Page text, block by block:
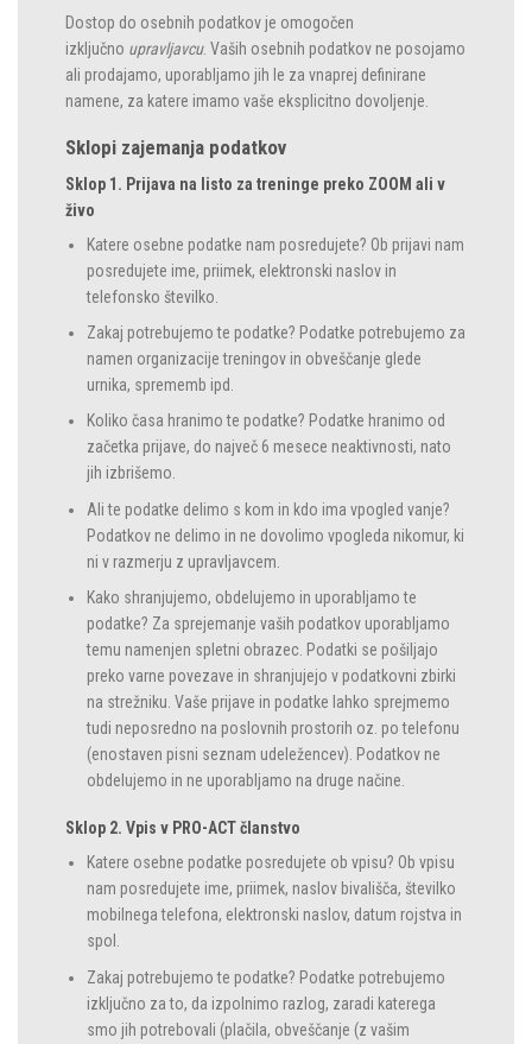
Dostop do osebnih podatkov je omogočen
izključno upravljavcu. Vaših osebnih podatkov ne posojamo
ali prodajamo, uporabljamo jih le za vnaprej definirane
namene, za katere imamo vaše eksplicitno dovoljenje.
Sklopi zajemanja podatkov
Sklop 1. Prijava na listo za treninge preko ZOOM ali v
živo
Katere osebne podatke nam posredujete? Ob prijavi nam
posredujete ime, priimek, elektronski naslov in
telefonsko številko.
Zakaj potrebujemo te podatke? Podatke potrebujemo za
namen organizacije treningov in obveščanje glede
urnika, sprememb ipd.
Koliko časa hranimo te podatke? Podatke hranimo od
začetka prijave, do največ 6 mesece neaktivnosti, nato
jih izbrišemo.
Ali te podatke delimo s kom in kdo ima vpogled vanje?
Podatkov ne delimo in ne dovolimo vpogleda nikomur, ki
ni v razmerju z upravljavcem.
Kako shranjujemo, obdelujemo in uporabljamo te
podatke? Za sprejemanje vaših podatkov uporabljamo
temu namenjen spletni obrazec. Podatki se pošiljajo
preko varne povezave in shranjujejo v podatkovni zbirki
na strežniku. Vaše prijave in podatke lahko sprejmemo
tudi neposredno na poslovnih prostorih oz. po telefonu
(enostaven pisni seznam udeležencev). Podatkov ne
obdelujemo in ne uporabljamo na druge načine.
Sklop 2. Vpis v PRO-ACT članstvo
Katere osebne podatke posredujete ob vpisu? Ob vpisu
nam posredujete ime, priimek, naslov bivališča, številko
mobilnega telefona, elektronski naslov, datum rojstva in
spol.
Zakaj potrebujemo te podatke? Podatke potrebujemo
izključno za to, da izpolnimo razlog, zaradi katerega
smo jih potrebovali (plačila, obveščanje (z vašim